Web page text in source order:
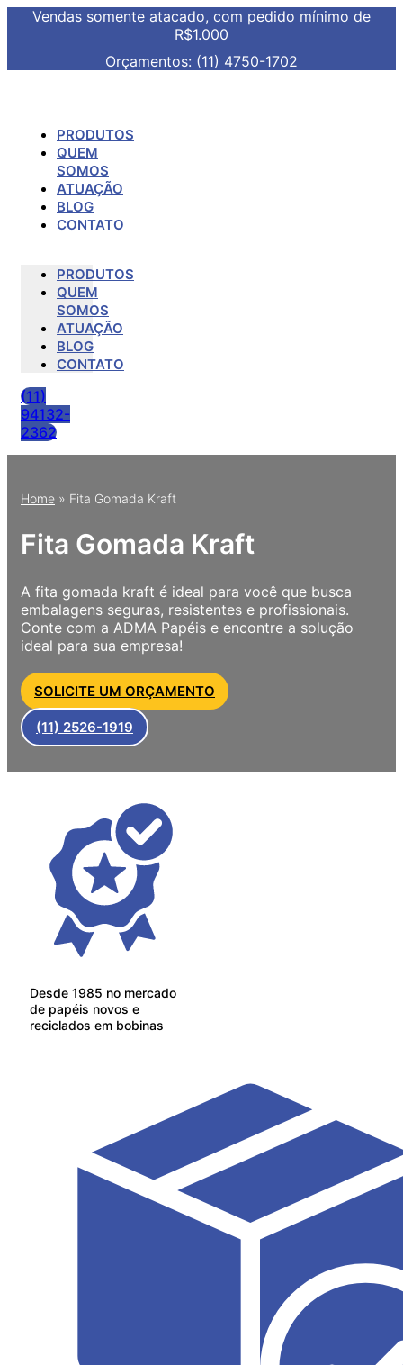
Vendas somente atacado, com pedido mínimo de
R$1.000
Orçamentos: (11) 4750-1702
PRODUTOS
QUEM
SOMOS
ATUAÇÃO
BLOG
CONTATO
PRODUTOS
QUEM
SOMOS
ATUAÇÃO
BLOG
CONTATO
(11)
94132-
2362
Home » Fita Gomada Kraft
Fita Gomada Kraft
A fita gomada kraft é ideal para você que busca
embalagens seguras, resistentes e profissionais.
Conte com a ADMA Papéis e encontre a solução
ideal para sua empresa!
SOLICITE UM ORÇAMENTO
(11) 2526-1919
Desde 1985 no mercado
de papéis novos e
reciclados em bobinas